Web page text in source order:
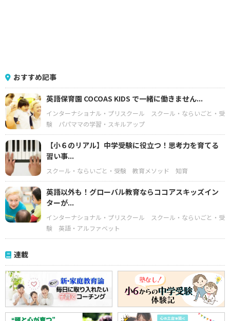
おすすめ記事
英語保育園 COCOAS KIDS で一緒に働きません...
インターナショナル・プリスクール
スクール・ならいごと・受
験
パパママの学習・スキルアップ
【小６のリアル】中学受験に役立つ！思考力を育てる
習い事...
スクール・ならいごと・受験 教育メソッド 知育
英語以外も！グローバル教育ならココアスキッズイン
ターが...
インターナショナル・プリスクール
スクール・ならいごと・受
験
英語・アルファベット
連載